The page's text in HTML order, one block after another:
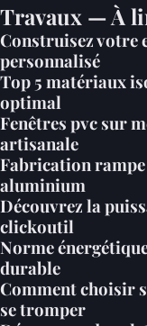
Travaux — À
Construisez votre
personnalisé
Top 5 matériaux
optimal
Fenêtres pvc sur
artisanale
Fabrication
aluminium
Découvrez la
clickoutil
Norme
durable
Comment choisir
se tromper